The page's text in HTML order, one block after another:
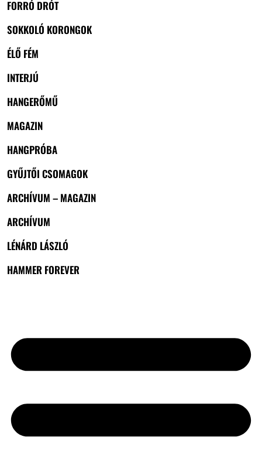
FORRÓ DRÓT
SOKKOLÓ KORONGOK
ÉLŐ FÉM
INTERJÚ
HANGERŐMŰ
MAGAZIN
HANGPRÓBA
GYŰJTŐI CSOMAGOK
ARCHÍVUM – MAGAZIN
ARCHÍVUM
LÉNÁRD LÁSZLÓ
HAMMER FOREVER